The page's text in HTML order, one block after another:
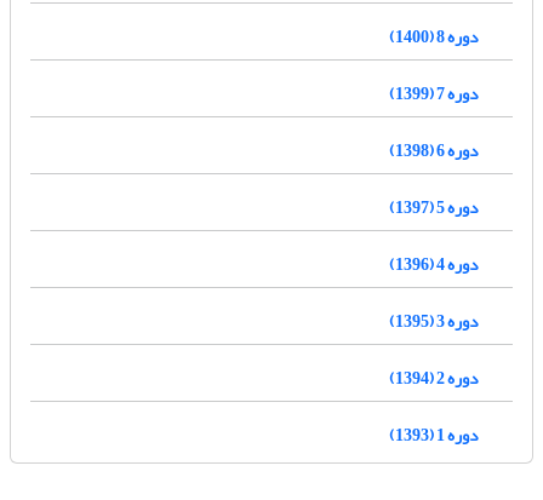
دوره 8 (1400)
دوره 7 (1399)
دوره 6 (1398)
دوره 5 (1397)
دوره 4 (1396)
دوره 3 (1395)
دوره 2 (1394)
دوره 1 (1393)